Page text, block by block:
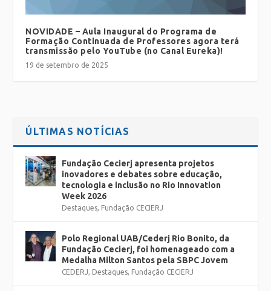
NOVIDADE – Aula Inaugural do Programa de
Formação Continuada de Professores agora terá
transmissão pelo YouTube (no Canal Eureka)!
19 de setembro de 2025
ÚLTIMAS NOTÍCIAS
Fundação Cecierj apresenta projetos
inovadores e debates sobre educação,
tecnologia e inclusão no Rio Innovation
Week 2026
Destaques, Fundação CECIERJ
Polo Regional UAB/Cederj Rio Bonito, da
Fundação Cecierj, foi homenageado com a
Medalha Milton Santos pela SBPC Jovem
CEDERJ, Destaques, Fundação CECIERJ